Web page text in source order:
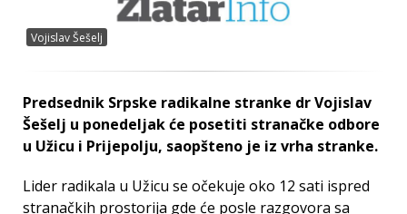
Vojislav Šešelj
Predsednik Srpske radikalne stranke dr Vojislav
Šešelj u ponedeljak će posetiti stranačke odbore
u Užicu i Prijepolju, saopšteno je iz vrha stranke.
Lider radikala u Užicu se očekuje oko 12 sati ispred
stranačkih prostorija gde će posle razgovora sa